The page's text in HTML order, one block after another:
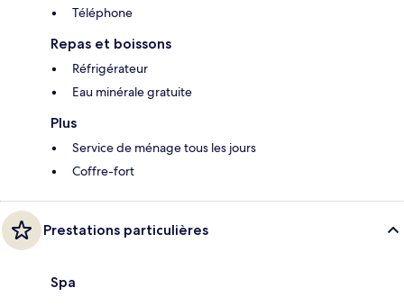
Téléphone
Repas et boissons
Réfrigérateur
Eau minérale gratuite
Plus
Service de ménage tous les jours
Coffre-fort
Prestations particulières
Spa